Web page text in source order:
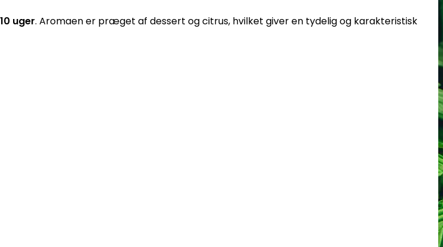
uger. Aromaen er præget af dessert og citrus, hvilket giver en tydelig og karakteristisk